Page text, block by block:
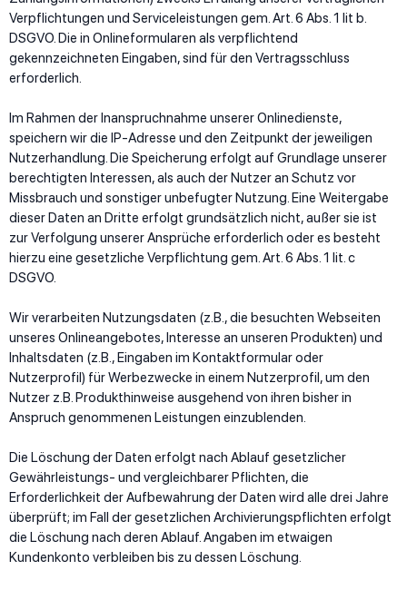
Verpflichtungen und Serviceleistungen gem. Art. 6 Abs. 1 lit b.
DSGVO. Die in Onlineformularen als verpflichtend
gekennzeichneten Eingaben, sind für den Vertragsschluss
erforderlich.
Im Rahmen der Inanspruchnahme unserer Onlinedienste,
speichern wir die IP-Adresse und den Zeitpunkt der jeweiligen
Nutzerhandlung. Die Speicherung erfolgt auf Grundlage unserer
berechtigten Interessen, als auch der Nutzer an Schutz vor
Missbrauch und sonstiger unbefugter Nutzung. Eine Weitergabe
dieser Daten an Dritte erfolgt grundsätzlich nicht, außer sie ist
zur Verfolgung unserer Ansprüche erforderlich oder es besteht
hierzu eine gesetzliche Verpflichtung gem. Art. 6 Abs. 1 lit. c
DSGVO.
Wir verarbeiten Nutzungsdaten (z.B., die besuchten Webseiten
unseres Onlineangebotes, Interesse an unseren Produkten) und
Inhaltsdaten (z.B., Eingaben im Kontaktformular oder
Nutzerprofil) für Werbezwecke in einem Nutzerprofil, um den
Nutzer z.B. Produkthinweise ausgehend von ihren bisher in
Anspruch genommenen Leistungen einzublenden.
Die Löschung der Daten erfolgt nach Ablauf gesetzlicher
Gewährleistungs- und vergleichbarer Pflichten, die
Erforderlichkeit der Aufbewahrung der Daten wird alle drei Jahre
überprüft; im Fall der gesetzlichen Archivierungspflichten erfolgt
die Löschung nach deren Ablauf. Angaben im etwaigen
Kundenkonto verbleiben bis zu dessen Löschung.